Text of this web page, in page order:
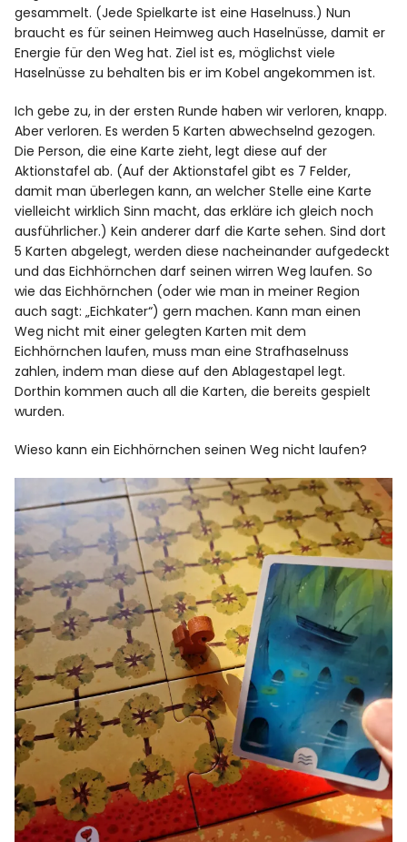
gesammelt. (Jede Spielkarte ist eine Haselnuss.) Nun
braucht es für seinen Heimweg auch Haselnüsse, damit er
Energie für den Weg hat. Ziel ist es, möglichst viele
Haselnüsse zu behalten bis er im Kobel angekommen ist.
Ich gebe zu, in der ersten Runde haben wir verloren, knapp.
Aber verloren. Es werden 5 Karten abwechselnd gezogen.
Die Person, die eine Karte zieht, legt diese auf der
Aktionstafel ab. (Auf der Aktionstafel gibt es 7 Felder,
damit man überlegen kann, an welcher Stelle eine Karte
vielleicht wirklich Sinn macht, das erkläre ich gleich noch
ausführlicher.) Kein anderer darf die Karte sehen. Sind dort
5 Karten abgelegt, werden diese nacheinander aufgedeckt
und das Eichhörnchen darf seinen wirren Weg laufen. So
wie das Eichhörnchen (oder wie man in meiner Region
auch sagt: „Eichkater“) gern machen. Kann man einen
Weg nicht mit einer gelegten Karten mit dem
Eichhörnchen laufen, muss man eine Strafhaselnuss
zahlen, indem man diese auf den Ablagestapel legt.
Dorthin kommen auch all die Karten, die bereits gespielt
wurden.
Wieso kann ein Eichhörnchen seinen Weg nicht laufen?